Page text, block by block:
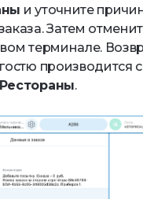
и уточните
Затем
терминале.
производится
.